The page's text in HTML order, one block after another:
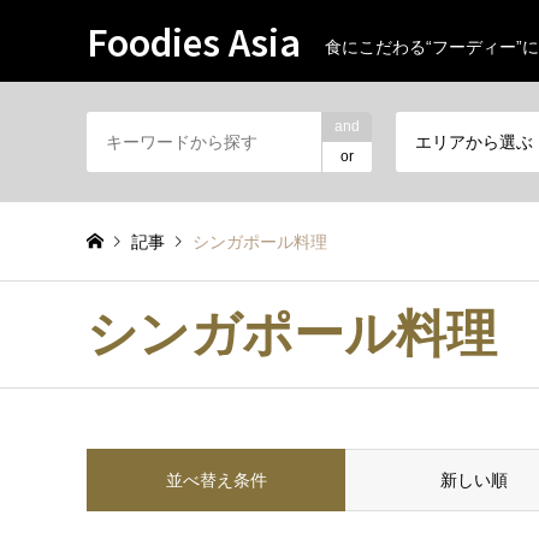
Foodies Asia 食にこだわる“フーディー”に
and
or
エリアから選ぶ
記事 シンガポール料理
シンガポール料理
並べ替え条件 新しい順